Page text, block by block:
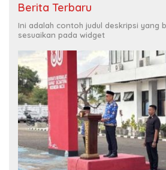
Berita Terbaru
Ini adalah contoh judul deskripsi yang
sesuaikan pada widget